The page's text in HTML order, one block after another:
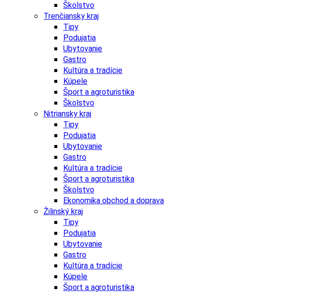
Školstvo
Trenčiansky kraj
Tipy
Podujatia
Ubytovanie
Gastro
Kultúra a tradície
Kúpele
Šport a agroturistika
Školstvo
Nitriansky kraj
Tipy
Podujatia
Ubytovanie
Gastro
Kultúra a tradície
Šport a agroturistika
Školstvo
Ekonomika obchod a doprava
Žilinský kraj
Tipy
Podujatia
Ubytovanie
Gastro
Kultúra a tradície
Kúpele
Šport a agroturistika